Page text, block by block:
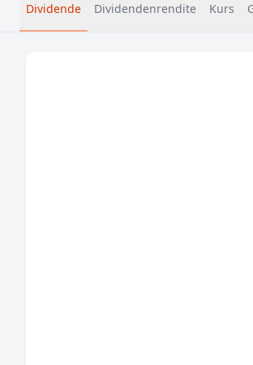
Dividende Dividendenrendite Kurs